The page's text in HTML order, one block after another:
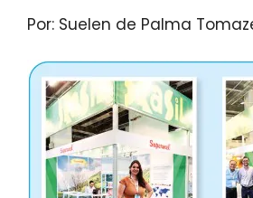
Por: Suelen de Palma